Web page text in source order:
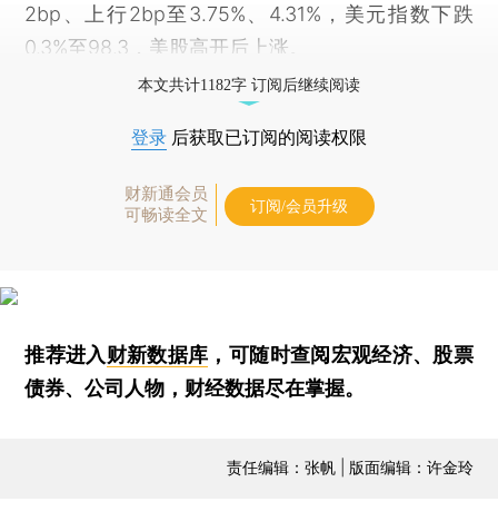
2bp、上行2bp至3.75%、4.31%，美元指数下跌
0.3%至98.3，美股高开后上涨。
本文共计1182字 订阅后继续阅读
登录 后获取已订阅的阅读权限
财新通会员
可畅读全文
订阅/会员升级
推荐进入财新数据库 ，可随时查阅宏观经济、股票
债券、公司人物，财经数据尽在掌握。
责任编辑：张帆 | 版面编辑：许金玲